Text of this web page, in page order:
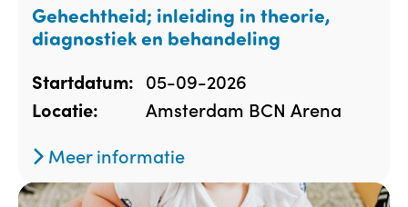
Gehechtheid; inleiding in theorie,
diagnostiek en behandeling
Startdatum: 05-09-2026
Locatie:
Amsterdam BCN Arena
Meer informatie